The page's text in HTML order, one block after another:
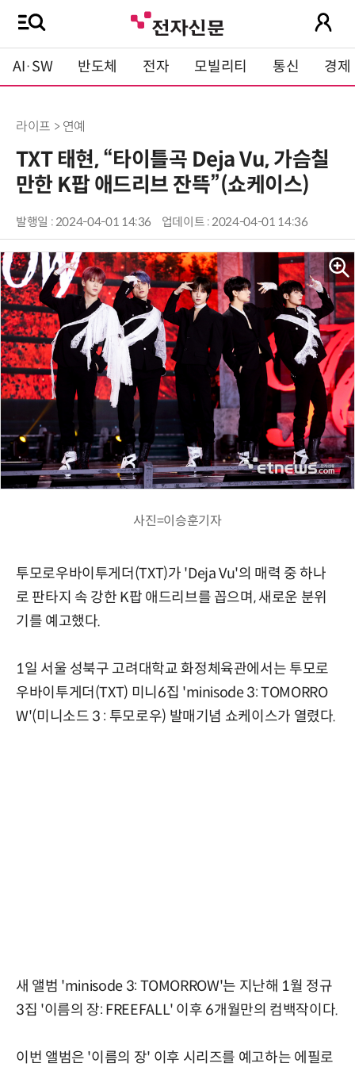
AI·SW 반도체 전자 모빌리티 통신 경제
라이프 > 연예
TXT 태현, “타이틀곡 Deja Vu, 가슴칠
만한 K팝 애드리브 잔뜩”(쇼케이스)
발행일 : 2024-04-01 14:36 업데이트 : 2024-04-01 14:36
사진=이승훈기자
투모로우바이투게더(TXT)가 'Deja Vu'의 매력 중 하나
로 판타지 속 강한 K팝 애드리브를 꼽으며, 새로운 분위
기를 예고했다.
1일 서울 성북구 고려대학교 화정체육관에서는 투모로
우바이투게더(TXT) 미니6집 'minisode 3: TOMORRO
W'(미니소드 3 : 투모로우) 발매기념 쇼케이스가 열렸다.
새 앨범 'minisode 3: TOMORROW'는 지난해 1월 정규
3집 '이름의 장: FREEFALL' 이후 6개월만의 컴백작이다.
이번 앨범은 '이름의 장' 이후 시리즈를 예고하는 에필로